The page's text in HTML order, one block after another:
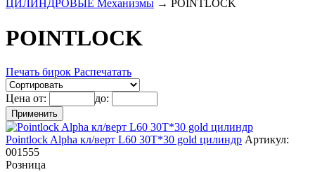
ЦИЛИНДРОВЫЕ Механизмы → POINTLOCK
POINTLOCK
Печать бирок Распечатать
Цена от: до:
Pointlock Alpha кл/верт L60 30Т*30 gold цилиндр Артикул:
001555
Розница